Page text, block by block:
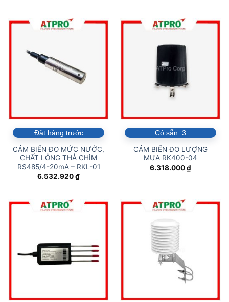
Đặt hàng trước
CẢM BIẾN ĐO MỨC NƯỚC,
CHẤT LỎNG THẢ CHÌM
RS485/4-20mA – RKL-01
6.532.920₫
Có sẵn: 3
CẢM BIẾN ĐO LƯỢNG
MƯA RK400-04
6.318.000₫